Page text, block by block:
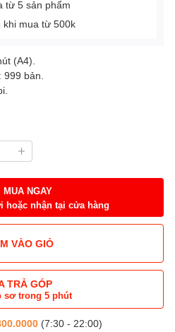
từ 5 sản phẩm
khi mua từ 500k
(A4).
bản.
MUA NGAY
hoặc nhận tại cửa hàng
VÀO GIỎ
TRẢ GÓP
sơ trong 5 phút
(7:30 - 22:00)